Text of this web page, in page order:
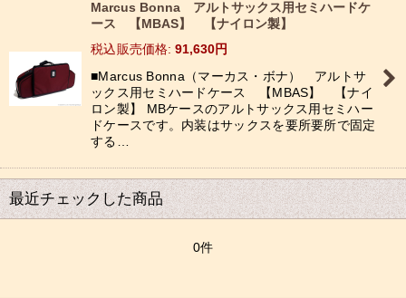
Marcus Bonna アルトサックス用セミハードケ
ース 【MBAS】 【ナイロン製】
税込
: 91,630円
■Marcus Bonna（マーカス・ボナ） アルトサ
ックス用セミハードケース 【MBAS】 【ナイ
ロン製】 MBケースのアルトサックス用セミハー
ドケースです。内装はサックスを要所要所で固定
する…
最近チェックした商品
0件